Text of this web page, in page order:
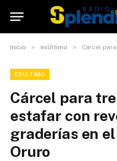
Inicio » esÚltimo » Cárcel para tres
ESÚLTIMO
Cárcel para
estafar con
graderías en
Oruro